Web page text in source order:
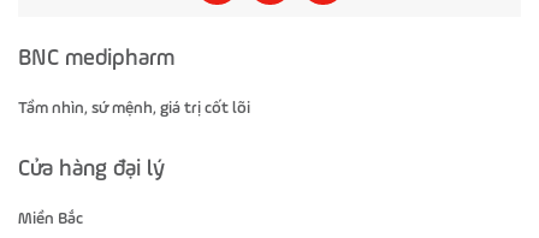
BNC medipharm
Tầm nhìn, sứ mệnh, giá trị cốt lõi
Cửa hàng đại lý
Miền Bắc